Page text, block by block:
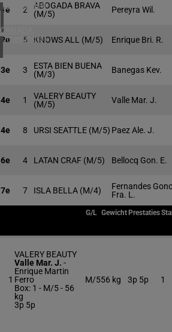
4 meeting(s)
CANADA
1 meeting(s)
1e 2
ABOGADA BRAVA
(M/5)
Pereyra Wil.
2e 5 KNOWS ALL (M/5) Enrique Bri. R.
3e 3
ESTA BIEN BUENA
(M/3)
Banegas Kev.
4e 1
VALERY BEAUTY
(M/5)
Valle Mar. J.
4e 8 URSI SEATTLE (M/5) Paez Ale. J.
6e 4 LATAN CRAF (M/5) Bellocq Gon. E.
7e 7 ISLA BELLA (M/4)
Fernandes
Fra. L.
G/L Gewicht Prestaties
1
VALERY BEAUTY
Valle Mar. J. -
Enrique Martin
Ferro
Box: 1 - M/5 - 56
kg
3p 5p
M/556 kg 3p 5p 1